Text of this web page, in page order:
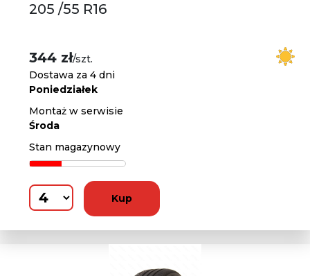
205 /55 R16
344 zł/szt.
Dostawa za 4 dni
Poniedziałek
Montaż w serwisie
Środa
Stan magazynowy
Kup